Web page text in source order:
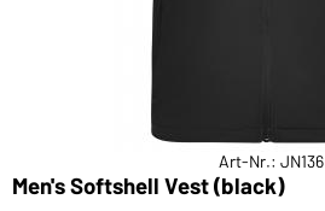
Art-Nr.: JN136
Men's Softshell Vest (black)